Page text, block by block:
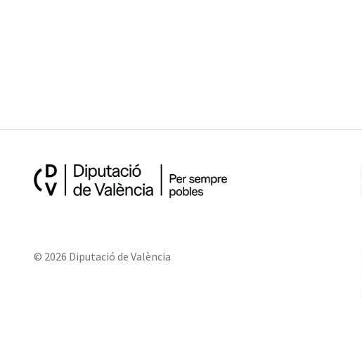
© 2026 Diputació de València